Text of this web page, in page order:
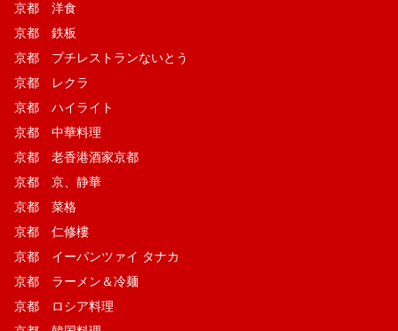
京都 洋食
京都 鉄板
京都 プチレストランないとう
京都 レクラ
京都 ハイライト
京都 中華料理
京都 老香港酒家京都
京都 京、静華
京都 菜格
京都 仁修樓
京都 イーパンツァイ タナカ
京都 ラーメン＆冷麺
京都 ロシア料理